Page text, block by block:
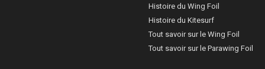
Histoire du Wing Foil
Histoire du Kitesurf
Tout savoir sur le Wing Foil
Tout savoir sur le Parawing Foil